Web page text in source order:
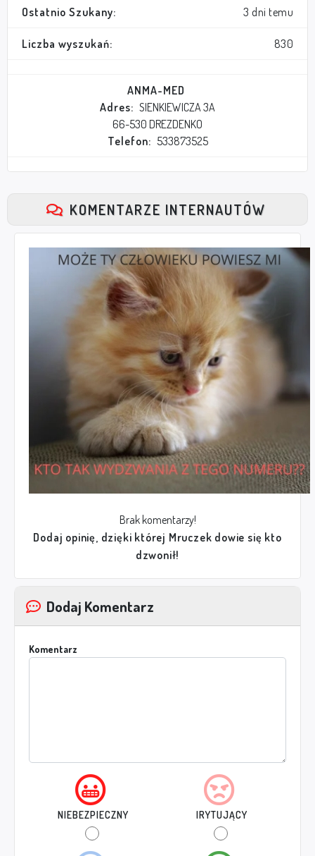
Ostatnio Szukany: 3 dni temu
Liczba wyszukań: 830
ANMA-MED
Adres: SIENKIEWICZA 3A
66-530 DREZDENKO
Telefon: 533873525
KOMENTARZE INTERNAUTÓW
Brak komentarzy!
Dodaj opinię, dzięki której Mruczek dowie się kto
dzwonił!
Dodaj Komentarz
Komentarz
NIEBEZPIECZNY IRYTUJĄCY